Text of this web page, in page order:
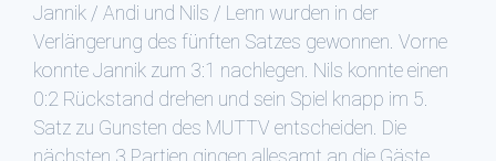
Jannik / Andi und Nils / Lenn wurden in der
Verlängerung des fünften Satzes gewonnen. Vorne
konnte Jannik zum 3:1 nachlegen. Nils konnte einen
0:2 Rückstand drehen und sein Spiel knapp im 5.
Satz zu Gunsten des MUTTV entscheiden. Die
nächsten 3 Partien gingen allesamt an die Gäste